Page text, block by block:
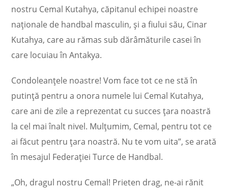
nostru Cemal Kutahya, căpitanul echipei noastre
naţionale de handbal masculin, şi a fiului său, Cinar
Kutahya, care au rămas sub dărâmăturile casei în
care locuiau în Antakya.
Condoleanţele noastre! Vom face tot ce ne stă în
putinţă pentru a onora numele lui Cemal Kutahya,
care ani de zile a reprezentat cu succes ţara noastră
la cel mai înalt nivel. Mulţumim, Cemal, pentru tot ce
ai făcut pentru ţara noastră. Nu te vom uita”, se arată
în mesajul Federaţiei Turce de Handbal.
„Oh, dragul nostru Cemal! Prieten drag, ne-ai rănit